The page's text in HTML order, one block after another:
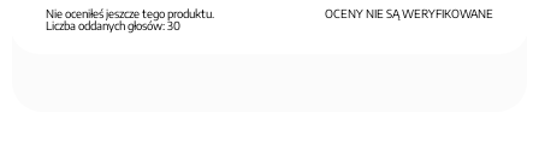
OCENY NIE SĄ WERYFIKOWANE
Nie oceniłeś jeszcze tego produktu.
Liczba oddanych głosów:30